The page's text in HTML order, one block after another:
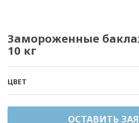
Замороженные
10 кг
ЦВЕТ
ОСТАВИТЬ